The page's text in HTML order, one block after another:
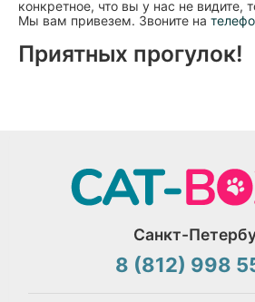
конкретное, что вы у нас не видите,
Мы вам привезем. Звоните на
Приятных прогулок!
Санкт-
8 (812) 998